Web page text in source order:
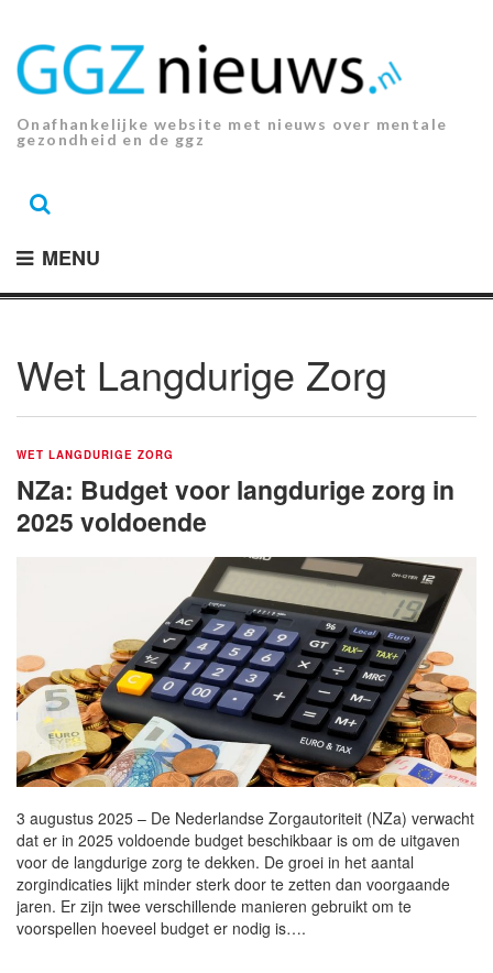
inhoud.
Onafhankelijke website met nieuws over mentale
gezondheid en de ggz
MENU
Wet Langdurige Zorg
WET LANGDURIGE ZORG
NZa: Budget voor langdurige zorg in
2025 voldoende
3 augustus 2025 – De Nederlandse Zorgautoriteit (NZa) verwacht
dat er in 2025 voldoende budget beschikbaar is om de uitgaven
voor de langdurige zorg te dekken. De groei in het aantal
zorgindicaties lijkt minder sterk door te zetten dan voorgaande
jaren. Er zijn twee verschillende manieren gebruikt om te
voorspellen hoeveel budget er nodig is….